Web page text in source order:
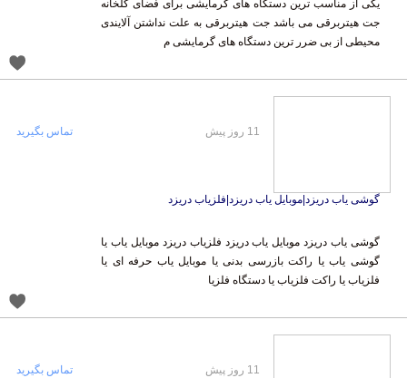
یکی از مناسب ترین دستگاه های گرمایشی برای فضای گلخانه
جت هیتربرقی می باشد جت هیتربرقی به علت نداشتن آلایندی
محیطی از بی ضرر ترین دستگاه های گرمایشی م
گوشی یاب دریزد|موبایل یاب دریزد|فلزیاب دریزد
گوشی یاب دریزد موبایل یاب دریزد فلزیاب دریزد موبایل یاب یا
گوشی یاب یا راکت بازرسی بدنی یا موبایل یاب حرفه ای یا
فلزیاب یا راکت فلزیاب یا دستگاه فلزیا
11 روز پیش تماس بگیرید
11 روز پیش تماس بگیرید